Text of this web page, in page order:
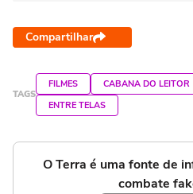
Compartilhar
TAGS
FILMES CABANA DO LEITOR
ENTRE TELAS
O Terra é uma fonte de
combate